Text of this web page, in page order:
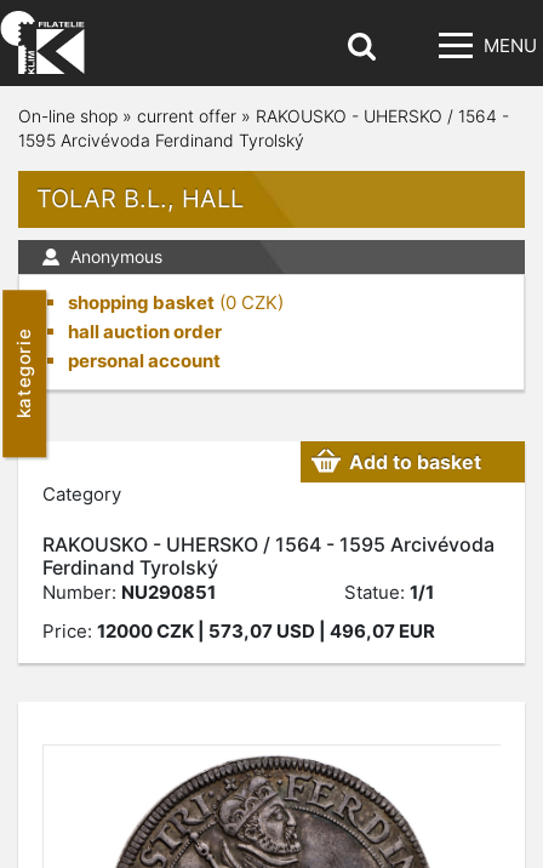
MENU
kategorie
On-line shop » current offer » RAKOUSKO - UHERSKO / 1564 -
1595 Arcivévoda Ferdinand Tyrolský
TOLAR B.L., HALL
Anonymous
shopping basket (0 CZK)
hall auction order
personal account
Category
RAKOUSKO - UHERSKO / 1564 - 1595 Arcivévoda
Ferdinand Tyrolský
Add to basket
Number: NU290851 Statue: 1/1
Price: 12000CZK | 573,07 USD | 496,07 EUR